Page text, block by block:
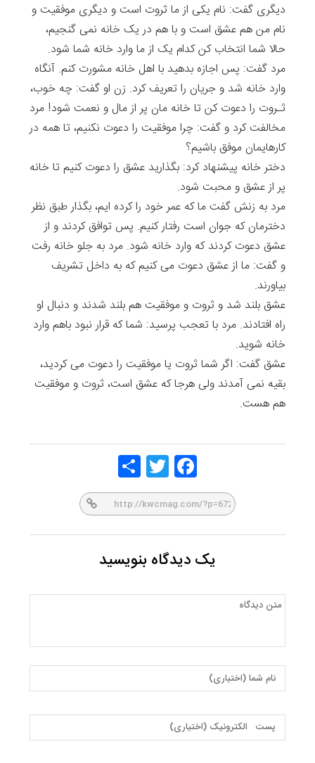
دیگری گفت: نام یکی از ما ثروت است و دیگری موفقیت و
نام من هم عشق است و با هم در یک خانه نمی گنجیم،
حالا شما انتخاب کن کدام یک از ما وارد خانه شما شود.
مرد گفت: پس اجازه بدهید با اهل خانه مشورت کنم. آنگاه
وارد خانه شد و جریان را تعریف کرد. زن او گفت: چه خوب،
ثـروت را دعوت کن تا خانه مان پر از مال و نعمت شود! مرد
مخالفت کرد و گفت: چرا موفقیت را دعوت نکنیم، تا همه در
کارهایمان موفق باشیم؟
دختر خانه پیشنهاد کرد: بگذارید عشق را دعوت کنیم تا خانه
پر از عشق و محبت شود.
مرد به زنش گفت ما که عمر خود را کرده ایم، بگذار طبق نظر
دخترمان که جوان است رفتار کنیم. پس توافق کردند و از
عشق دعوت کردند که وارد خانه شود. مرد به جلو خانه رفت
و گفت: ما از عشق دعوت می کنیم که به داخل تشریف
بیاورند.
عشق بلند شد و ثروت و موفقیت هم بلند شدند و دنبال او
راه افتادند. مرد با تعجب پرسید: شما که قرار نبود باهم وارد
خانه شوید.
عشق گفت: اگر شما ثروت یا موفقیت را دعوت می کردید،
بقیه نمی آمدند ولی هرجا که عشق است، ثروت و موفقیت
هم هست.
Face
book
Twitt
er
یک دیدگاه بنویسید